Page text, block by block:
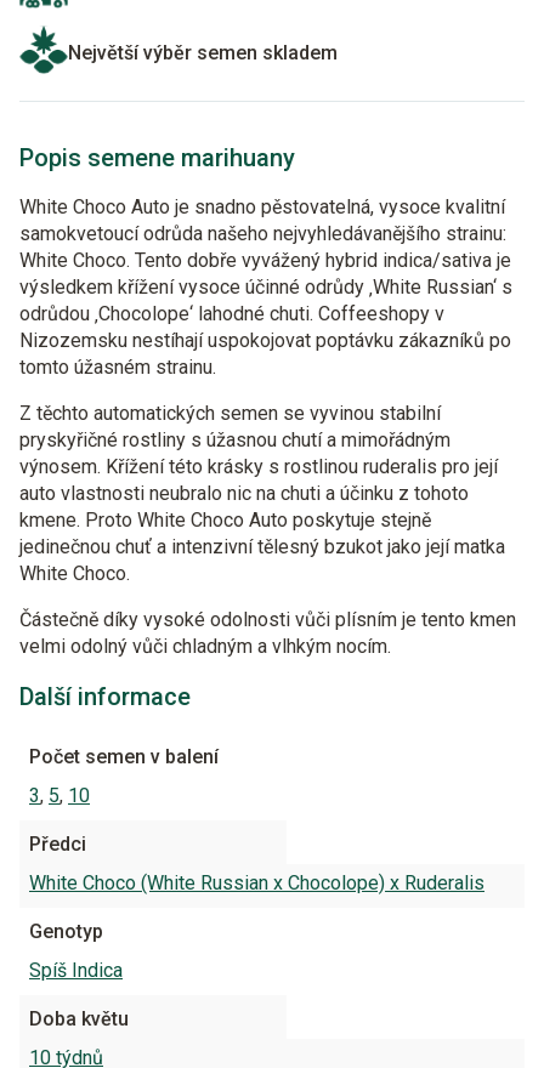
Největší výběr semen skladem
Popis semene marihuany
White Choco Auto je snadno pěstovatelná, vysoce kvalitní
samokvetoucí odrůda našeho nejvyhledávanějšího strainu:
White Choco. Tento dobře vyvážený hybrid indica/sativa je
výsledkem křížení vysoce účinné odrůdy ‚White Russian‘ s
odrůdou ‚Chocolope‘ lahodné chuti. Coffeeshopy v
Nizozemsku nestíhají uspokojovat poptávku zákazníků po
tomto úžasném strainu.
Z těchto automatických semen se vyvinou stabilní
pryskyřičné rostliny s úžasnou chutí a mimořádným
výnosem. Křížení této krásky s rostlinou ruderalis pro její
auto vlastnosti neubralo nic na chuti a účinku z tohoto
kmene. Proto White Choco Auto poskytuje stejně
jedinečnou chuť a intenzivní tělesný bzukot jako její matka
White Choco.
Částečně díky vysoké odolnosti vůči plísním je tento kmen
velmi odolný vůči chladným a vlhkým nocím.
Další informace
Počet semen v balení
3, 5, 10
Předci
White Choco (White Russian x Chocolope) x Ruderalis
Genotyp
Spíš Indica
Doba květu
10 týdnů